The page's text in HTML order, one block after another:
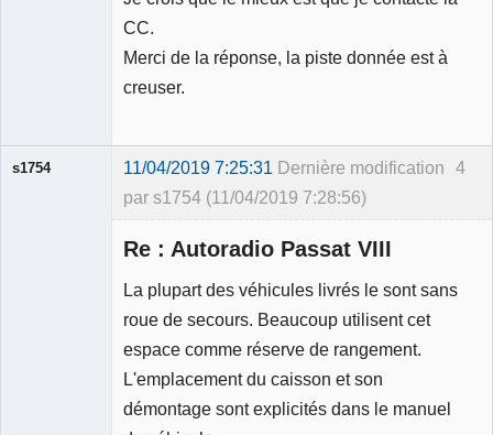
CC.
Merci de la réponse, la piste donnée est à
creuser.
4
s1754 11/04/2019 7:25:31 Dernière modification
par s1754 (11/04/2019 7:28:56)
Re : Autoradio Passat VIII
La plupart des véhicules livrés le sont sans
roue de secours. Beaucoup utilisent cet
espace comme réserve de rangement.
L'emplacement du caisson et son
démontage sont explicités dans le manuel